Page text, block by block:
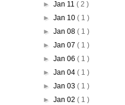
►Jan 11( 2 )
►Jan 10( 1 )
►Jan 08( 1 )
►Jan 07( 1 )
►Jan 06( 1 )
►Jan 04( 1 )
►Jan 03( 1 )
►Jan 02( 1 )